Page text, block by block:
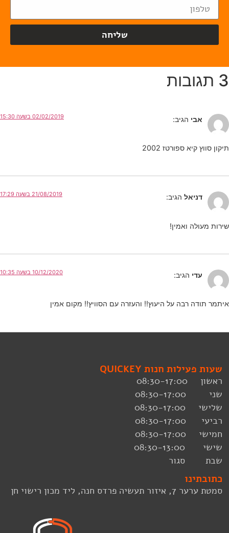
שליחה
3 תגובות
אבי הגיב: 02/02/2019 בשעה 15:30
תיקון סווץ קיא ספורטז 2002
דניאל הגיב: 21/08/2019 בשעה 17:29
שירות מעולה ואמין!
עדי הגיב: 10/12/2020 בשעה 10:35
איתמר תודה רבה על היעוץ!! והעזרה עם הסוויץ!! מקום אמין
שעות פעילות חנות QUICKEY
ראשון 08:30-17:00
שני 08:30-17:00
שלישי 08:30-17:00
רביעי 08:30-17:00
חמישי 08:30-17:00
שישי 08:30-13:00
שבת סגור
כתובתינו
סמטת ערער 7, איזור תעשיה פרדס חנה, ליד מכון רישוי חן